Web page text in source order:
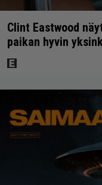
Clint Eastwood
paikan hyvin